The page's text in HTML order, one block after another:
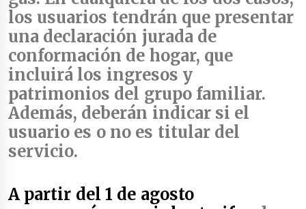
los usuarios tendrán que presentar
una declaración jurada de
conformación de hogar, que
incluirá los ingresos y
patrimonios del grupo familiar.
Además, deberán indicar si el
usuario es o no es titular del
servicio.
A partir del 1 de agosto